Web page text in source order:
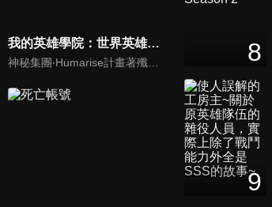
我的英雄學院：世界英雄任務 8
9